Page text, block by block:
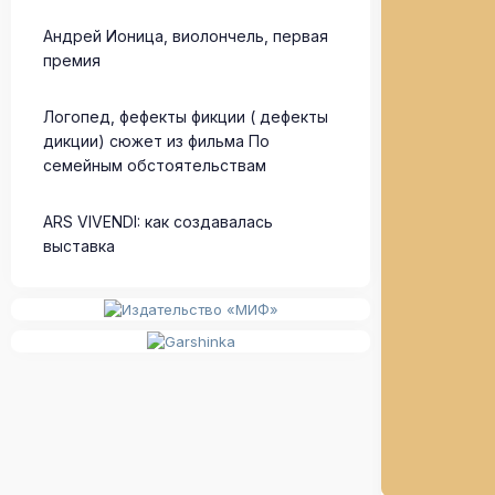
Андрей Ионица, виолончель, первая
премия
Логопед, фефекты фикции ( дефекты
дикции) сюжет из фильма По
семейным обстоятельствам
ARS VIVENDI: как создавалась
выставка